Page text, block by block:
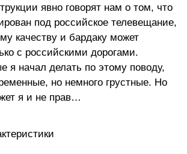
явно говорят нам о том, что
под российское телевещание,
качеству и бардаку может
с российскими дорогами.
я начал делать по этому поводу,
но немного грустные. Но
я и не прав…